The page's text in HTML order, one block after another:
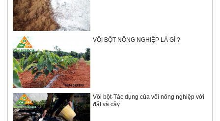
VÔI BỘT NÔNG NGHIỆP LÀ GÌ ?
Vôi bột-Tác dụng của vôi nông nghiệp với
đất và cây